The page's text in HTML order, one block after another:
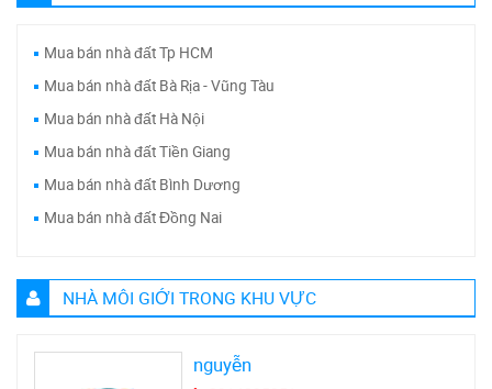
Mua bán nhà đất Tp HCM
Mua bán nhà đất Bà Rịa - Vũng Tàu
Mua bán nhà đất Hà Nội
Mua bán nhà đất Tiền Giang
Mua bán nhà đất Bình Dương
Mua bán nhà đất Đồng Nai
NHÀ MÔI GIỚI TRONG KHU VỰC
nguyễn